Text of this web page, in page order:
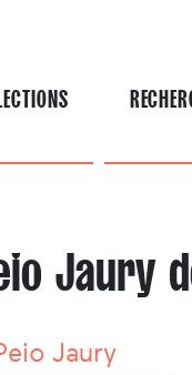
Jaury
Jaury